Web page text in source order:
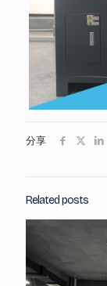
分享
Related posts